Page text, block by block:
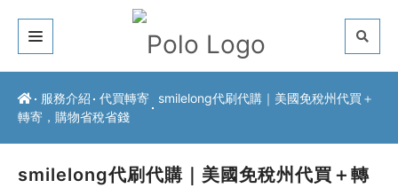
關於我們
服務介紹
服務介紹 代買轉寄
smilelong代刷代購｜美國免稅州代買＋
轉寄，購物省稅省錢
smilelong代刷代購｜美國免稅州代買＋轉